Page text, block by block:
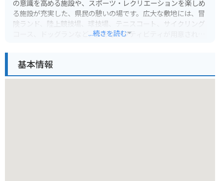
の意識を高める施設や、スポーツ・レクリエーションを楽しめ
る施設が充実した、県民の憩いの場です。広大な敷地には、冒
険ランド、陸上競技場、球技場、テニスコート、サイクリング
コース、ドッグランなど、多彩なアクティビティが用意されて
ニングに最適です。公園内は比較的広く、アップダウンもある
ため、バイクでの移動も楽しめますが、歩きやすい靴は必須で
...続きを読む
基本情報